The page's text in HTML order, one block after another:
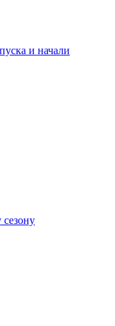
и начали
сезону